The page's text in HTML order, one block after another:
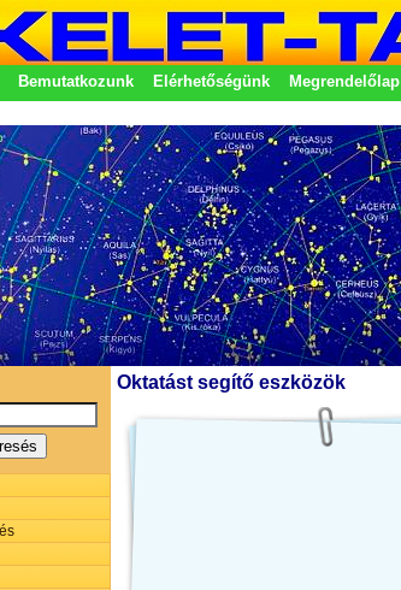
Bemutatkozunk Elérhetőségünk Megrendelőlap
Oktatást segítő eszközök